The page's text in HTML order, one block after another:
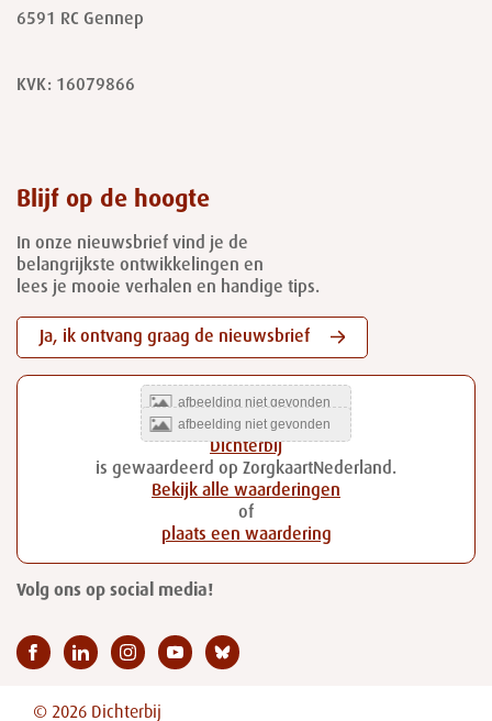
6591 RC Gennep
KVK: 16079866
Blijf op de hoogte
In onze nieuwsbrief vind je de
belangrijkste ontwikkelingen en
lees je mooie verhalen en handige tips.
Ja, ik ontvang graag de nieuwsbrief
Dichterbij
is gewaardeerd op ZorgkaartNederland.
Bekijk alle waarderingen
of
plaats een waardering
Volg ons op social media!
© 2026 Dichterbij